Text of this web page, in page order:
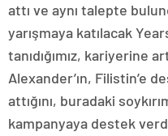
attı ve aynı talepte
yarışmaya katılacak
tanıdığımız, kariyerine
Alexander’ın, Filistin’e
attığını, buradaki
kampanyaya destek